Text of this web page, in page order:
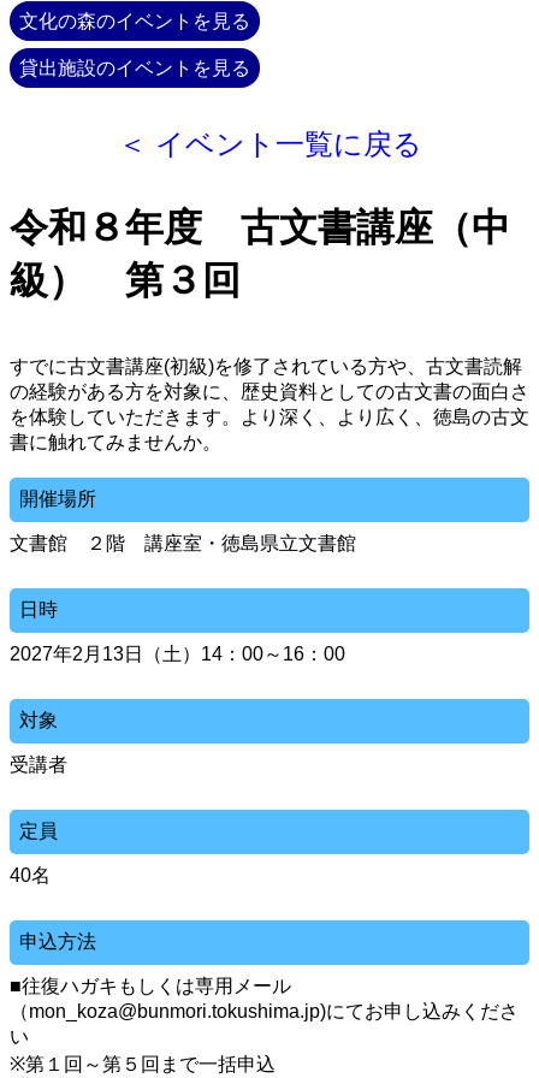
文化の森のイベントを見る
貸出施設のイベントを見る
＜ イベント一覧に戻る
令和８年度 古文書講座（中
級） 第３回
すでに古文書講座(初級)を修了されている方や、古文書読解
の経験がある方を対象に、歴史資料としての古文書の面白さ
を体験していただきます。より深く、より広く、徳島の古文
書に触れてみませんか。
開催場所
文書館 ２階 講座室・徳島県立文書館
日時
2027年2月13日（土）14：00～16：00
対象
受講者
定員
40名
申込方法
■往復ハガキもしくは専用メール
（mon_koza@bunmori.tokushima.jp)にてお申し込みくださ
い
※第１回～第５回まで一括申込